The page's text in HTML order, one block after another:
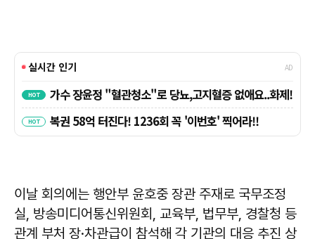
이날 회의에는 행안부 윤호중 장관 주재로 국무조정
실, 방송미디어통신위원회, 교육부, 법무부, 경찰청 등
관계 부처 장·차관급이 참석해 각 기관의 대응 추진 상